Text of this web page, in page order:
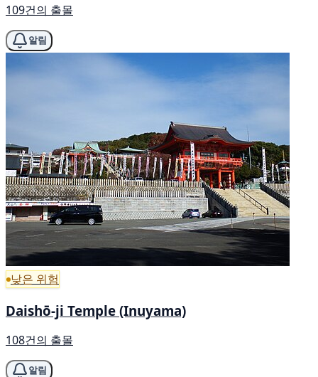
109건의 출몰
알림
낮은 위험
Daishō-ji Temple (Inuyama)
108건의 출몰
알림